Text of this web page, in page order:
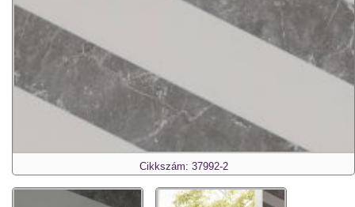
Cikkszám: 37992-2